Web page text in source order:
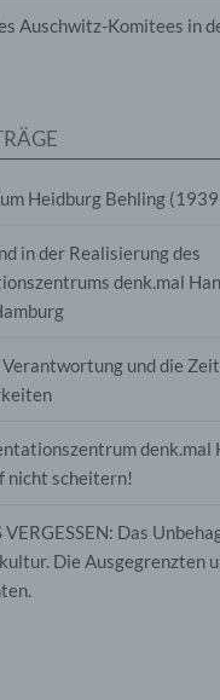
Auschwitz-Komitees in
Heidburg Behling
in der Realisierung des
denk.mal
und die
denk.mal
nicht scheitern!
VERGESSEN: Das
Die Ausgegrenzten
Daten
um bestimmte
beziehen, zu
um Aspekte
persönlicher
Zuverlässigkeit,
oder
Person zu
ist die
die
Hinzuziehung
nicht mehr
betroffenen